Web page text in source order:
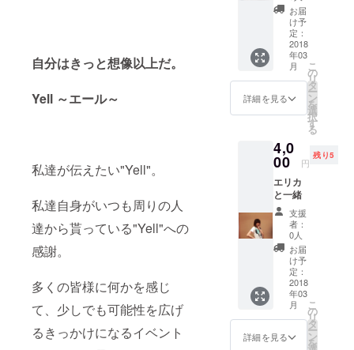
自分はきっと想像以上だ。
Yell ～エール～
私達が伝えたい"Yell"。
私達自身がいつも周りの人
達から貰っている"Yell"への
感謝。
多くの皆様に何かを感じ
て、少しでも可能性を広げ
るきっかけになるイベント
お届
け予
定：
2018
年03
月
詳細を見る
こ
の
リ
タ
ー
ン
を
選
択
す
る
4,0
00 円
残り5
エリカ
と一緒
支援
者：
0人
お届
け予
定：
2018
年03
月
詳細を見る
こ
の
リ
タ
ー
ン
を